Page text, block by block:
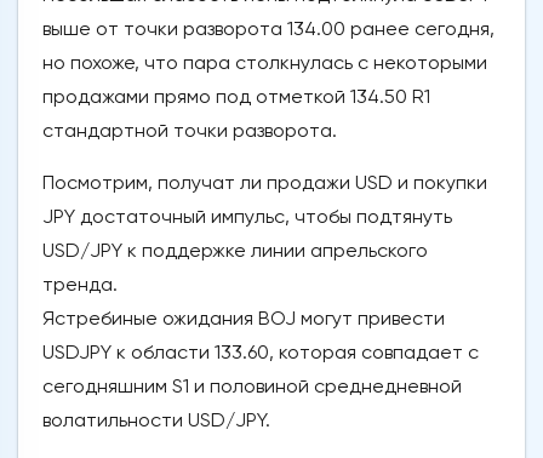
выше от точки разворота 134.00 ранее сегодня,
но похоже, что пара столкнулась с некоторыми
продажами прямо под отметкой 134.50 R1
стандартной точки разворота.
Посмотрим, получат ли продажи USD и покупки
JPY достаточный импульс, чтобы подтянуть
USD/JPY к поддержке линии апрельского
тренда.
Ястребиные ожидания BOJ могут привести
USDJPY к области 133.60, которая совпадает с
сегодняшним S1 и половиной среднедневной
волатильности USD/JPY.